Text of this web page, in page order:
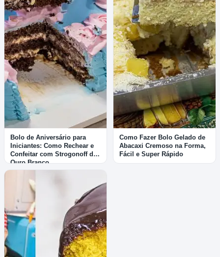
Bolo de Aniversário para
Iniciantes: Como Rechear e
Confeitar com Strogonoff de
Ouro Branco
Como Fazer Bolo Gelado de
Abacaxi Cremoso na Forma,
Fácil e Super Rápido